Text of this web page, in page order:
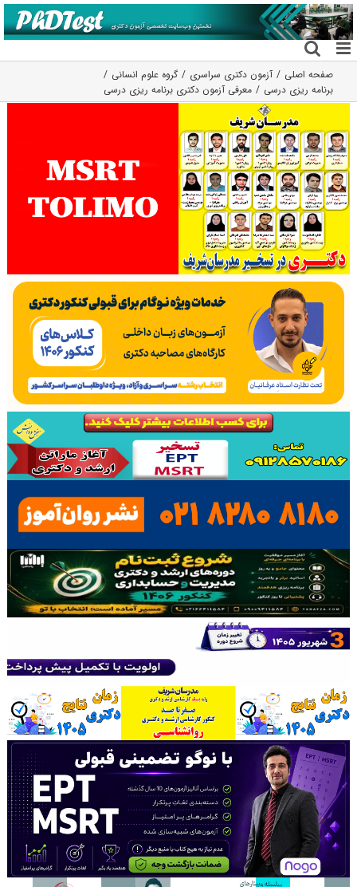
رفتن
به
محتوا
صفحه اصلی آزمون دکتری سراسری
گروه علوم انسانی
برنامه ریزی درسی
معرفی آزمون دکتری برنامه ریزی درسی